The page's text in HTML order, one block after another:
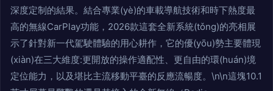
深度定制的結果。結合專業(yè)的車載導航技術和時下熱度最
高的無線CarPlay功能，2026款這套全新系統(tǒng)的亮相展
示了針對新一代駕駛體驗的用心耕作，它的優(yōu)勢主要體現
(xiàn)在三大維度:更開放的操作適配性、更自由的環(huán)境
定位能力，以及堪比主流移動平臺的反應流暢度。\n\n這塊10.1